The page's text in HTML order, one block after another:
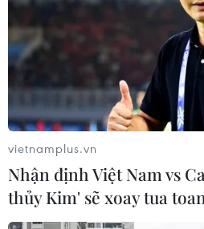
vietnamplus.vn
Nhận định Việt Nam vs
thủy Kim' sẽ xoay tua